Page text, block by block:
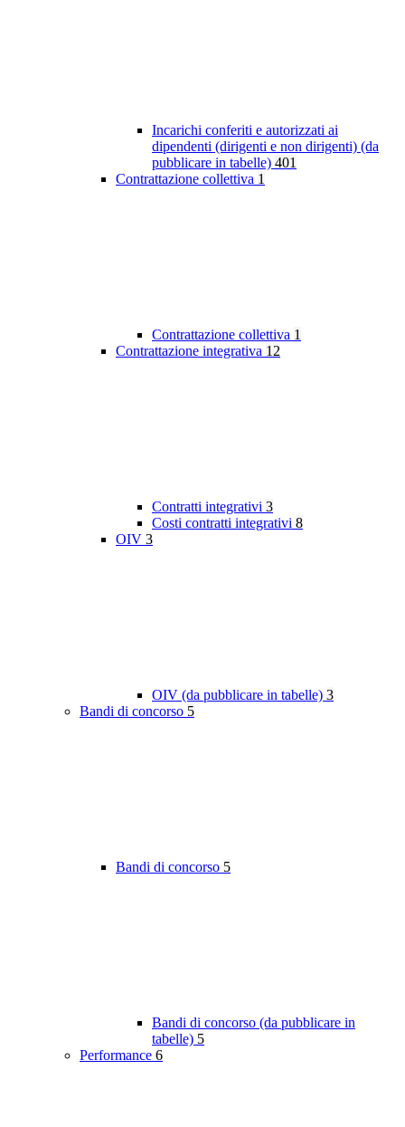
Incarichi conferiti e autorizzati ai
dipendenti (dirigenti e non dirigenti) (da
pubblicare in tabelle) 401
Contrattazione collettiva 1
Contrattazione collettiva 1
Contrattazione integrativa 12
Contratti integrativi 3
Costi contratti integrativi 8
OIV 3
OIV (da pubblicare in tabelle) 3
Bandi di concorso 5
Bandi di concorso 5
Bandi di concorso (da pubblicare in
tabelle) 5
Performance 6